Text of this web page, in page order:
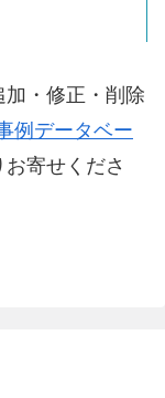
・修正・削除
例データベー
お寄せくださ